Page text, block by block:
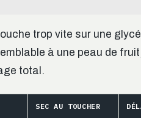
trop vite sur une
à une peau de
total.
SEC AU TOUCHER